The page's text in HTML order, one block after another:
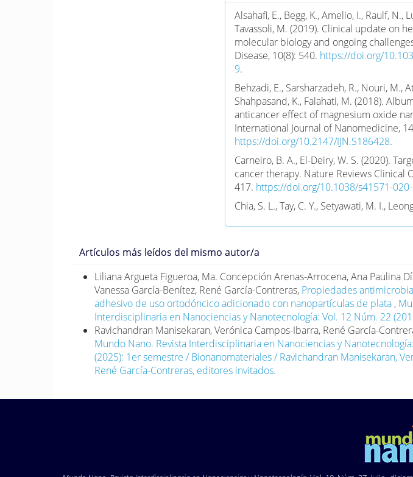
Alsahafi, E., Begg, K., Amelio, I., Raulf, N.,
Tavassoli, M. (2019). Clinical update on
molecular biology and ongoing
Disease, 10(8): 540. https://doi.org/
9.
Behzadi, E., Sarsharzadeh, R., Nouri, M.,
Shahpasand, K., Falahati, M. (2018).
anticancer effect of magnesium oxide
International Journal of Nanomedicine,
https://doi.org/10.2147/IJN.S186428.
Carneiro, B. A., El-Deiry, W. S. (2020).
cancer therapy. Nature Reviews Clinical
417. https://doi.org/10.1038/s41571-
Chia, S. L., Tay, C. Y., Setyawati, M. I.,
nanoparticles. Small, 11(6): 702-712.
https://doi.org/10.1002/smll.201401915
DeLong, R. K., Comer, J., Mathew, E. N.,
(2019). Comparative molecular
physiological metal oxide nanoparticle
peptide and RNA complexes.
Basilea, Suiza.https://doi.org/10.3390/
Deng, H., Yang, Y., Zuo, T., Fang, T., Xu, Y.,
Q. (2021). Multifunctional ZnO@CuS
synergize chemotherapy and
https://doi.org/10.1016/
Franke, C. E., Czapar, A. E., Patel, R. B.,
Tobacco mosaic virus-delivered cisplatin
platinum-resistant ovarian cancer cells.
Artículos más leídos del mismo autor/a
Liliana Argueta Figueroa, Ma. Concepción Arenas-Arrocena, Ana Paulina
Vanessa García-Benítez, René García-Contreras, Propiedades
adhesivo de uso ortodóncico adicionado con nanopartículas de plata ,
Interdisciplinaria en Nanociencias y Nanotecnología: Vol. 12 Núm. 22
Ravichandran Manisekaran, Verónica Campos-Ibarra, René García-
Mundo Nano. Revista Interdisciplinaria en Nanociencias y
(2025): 1er semestre / Bionanomateriales / Ravichandran Manisekaran,
René García-Contreras, editores invitados.